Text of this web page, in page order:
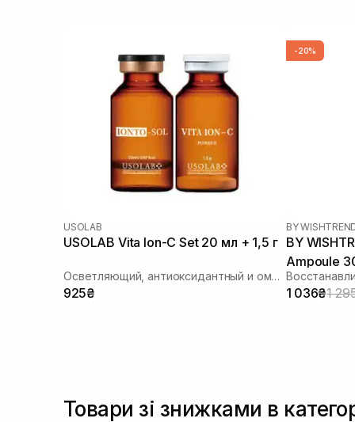
USOLAB
USOLAB Vita Ion-C Set 20 мл + 1,5 г
Осветляющий, антиоксидантный и омолаживающий набор
925₴
-20%
BY
BY
Ampoule
1 036₴1
Товари зі знижками в